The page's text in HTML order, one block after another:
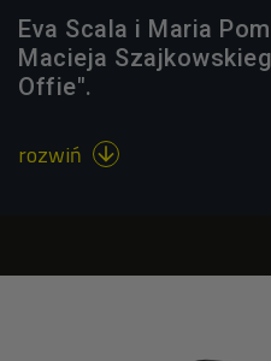
Eva Scala i Maria
Macieja
Offie".
rozwiń 